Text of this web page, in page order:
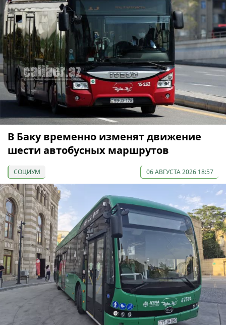
В Баку временно изменят движение
шести автобусных маршрутов
СОЦИУМ 06 АВГУСТА 2026 18:57